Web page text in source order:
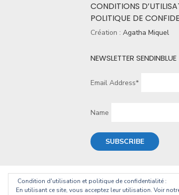
CONDITIONS
POLITIQUE DE
Création : Agatha Miquel
NEWSLETTER SENDINBLUE
Email Address*
Name
© 2026 Christophe Geourjon
Condition d'utilisation et politique de confidentialité :
En utilisant ce site, vous acceptez leur utilisation. Voir